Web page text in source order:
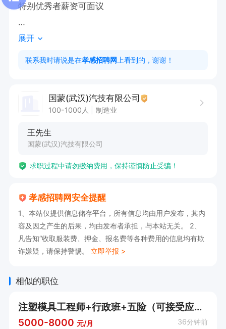
特别优秀者薪资可面议
公司福利; 五险+提供食宿
展开
联系我时请说是在孝感招聘网 上看到的，谢谢！
国蒙(武汉)汽技有限公司
100-1000人 制造业
王先生
国蒙(武汉)汽技有限公司
求职过程中请勿缴纳费用，保持谨慎防止受骗！
孝感招聘网安全提醒
1、本站仅提供信息储存平台，所有信息均由用户发布，其内
容及因之产生的后果，均由发布者承担，与本站无关。 2、
凡告知“收取服装费、押金、报名费等各种费用的信息均有欺
诈嫌疑，请保持警惕。 立即举报 >
相似的职位
注塑模具工程师+行政班+五险（可接受应届生）
5000-8000 元/月 36分钟前